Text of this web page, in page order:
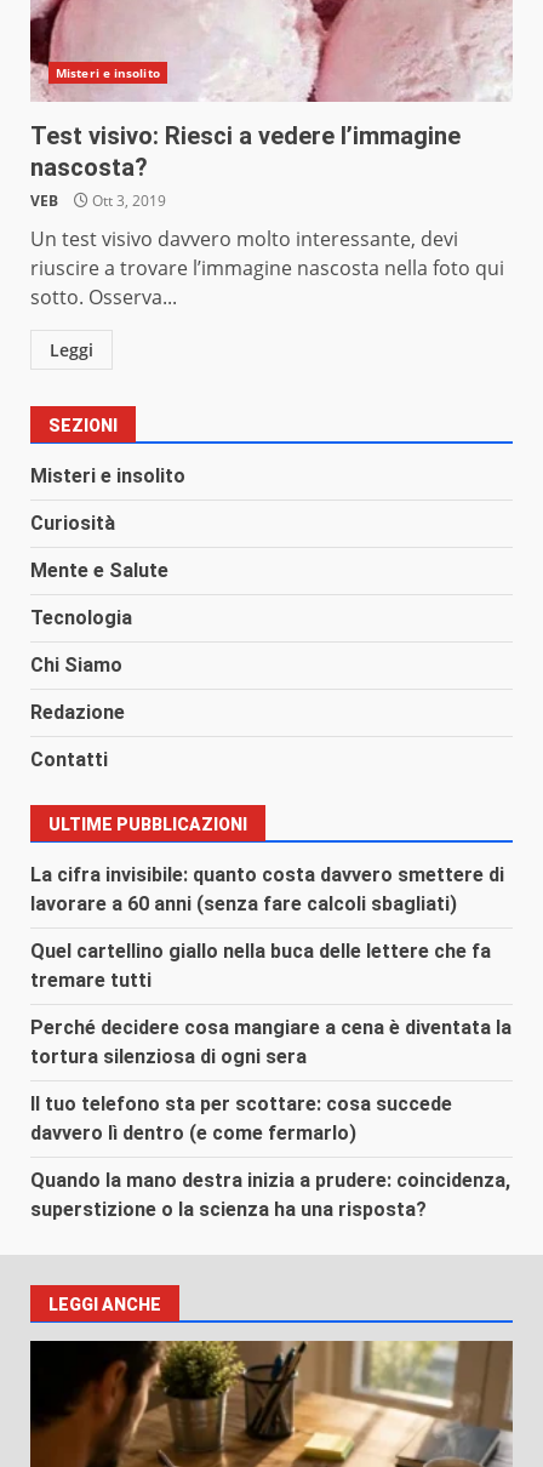
Misteri e insolito
Test visivo: Riesci a vedere l’immagine
nascosta?
VEB Ott 3, 2019
Un test visivo davvero molto interessante, devi
riuscire a trovare l’immagine nascosta nella foto qui
sotto. Osserva...
Leggi
SEZIONI
Misteri e insolito
Curiosità
Mente e Salute
Tecnologia
Chi Siamo
Redazione
Contatti
ULTIME PUBBLICAZIONI
La cifra invisibile: quanto costa davvero smettere di
lavorare a 60 anni (senza fare calcoli sbagliati)
Quel cartellino giallo nella buca delle lettere che fa
tremare tutti
Perché decidere cosa mangiare a cena è diventata la
tortura silenziosa di ogni sera
Il tuo telefono sta per scottare: cosa succede
davvero lì dentro (e come fermarlo)
Quando la mano destra inizia a prudere: coincidenza,
superstizione o la scienza ha una risposta?
LEGGI ANCHE